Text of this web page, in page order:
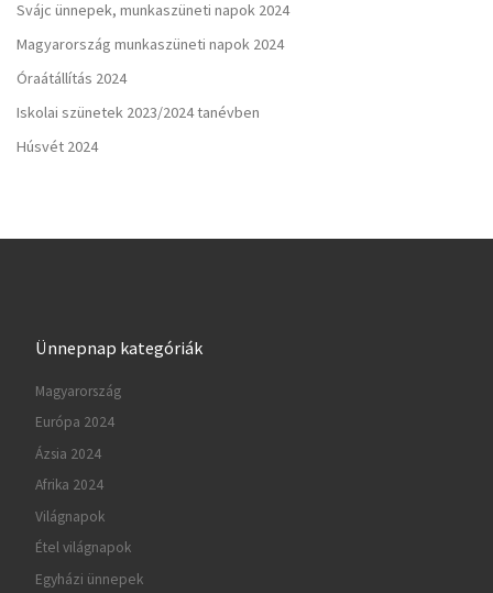
Svájc ünnepek, munkaszüneti napok 2024
Magyarország munkaszüneti napok 2024
Óraátállítás 2024
Iskolai szünetek 2023/2024 tanévben
Húsvét 2024
Ünnepnap kategóriák
Magyarország
Európa 2024
Ázsia 2024
Afrika 2024
Világnapok
Étel világnapok
Egyházi ünnepek